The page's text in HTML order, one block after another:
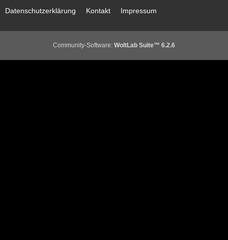
Datenschutzerklärung Kontakt Impressum
Community-Software: WoltLab Suite™ 6.2.6